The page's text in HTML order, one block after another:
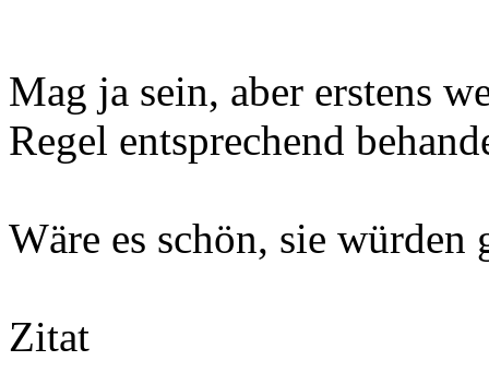
Mag ja sein, aber erstens
Regel entsprechend
Wäre es schön, sie
Zitat